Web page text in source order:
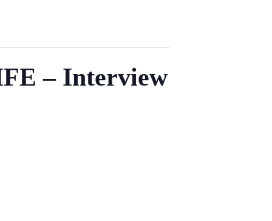
– Interview